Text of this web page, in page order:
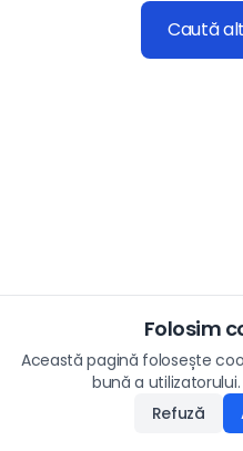
Caută
Folosim
Această pagină folosește
bună a utilizatorului.
Refuză